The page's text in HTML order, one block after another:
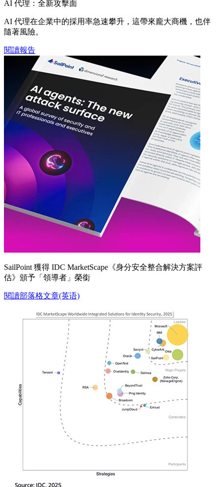
AI 代理：全新攻擊面
AI 代理在企業中的採用率急速攀升，這帶來龐大商機，也伴
隨著風險。
閱讀報告
SailPoint 獲得 IDC MarketScape《身分安全整合解決方案評
估》頒予「領導者」榮銜
閱讀部落格文章(英语)